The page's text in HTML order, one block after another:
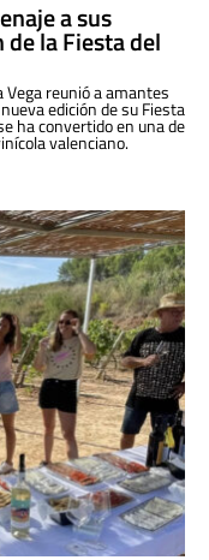
a sus
la Fiesta del
Vega reunió a amantes
edición de su Fiesta
ha convertido en una de
valenciano.